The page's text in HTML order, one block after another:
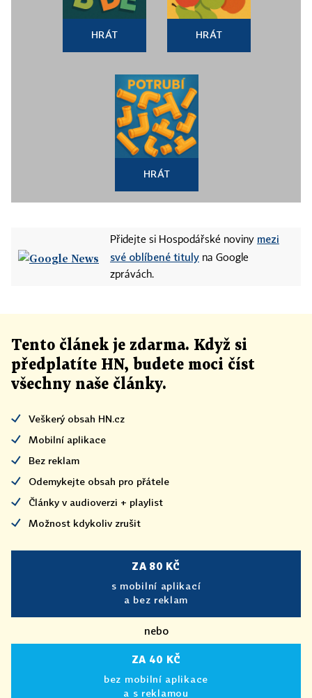
HRÁT HRÁT
HRÁT
Přidejte si Hospodářské noviny mezi
své oblíbené tituly na Google
zprávách.
Tento článek je zdarma. Když si
předplatíte HN, budete moci číst
všechny naše články.
Veškerý obsah HN.cz
Mobilní aplikace
Bez reklam
Odemykejte obsah pro přátele
Články v audioverzi + playlist
Možnost kdykoliv zrušit
ZA 80 KČ
s mobilní aplikací
a bez reklam
nebo
ZA 40 KČ
bez mobilní aplikace
a s reklamou